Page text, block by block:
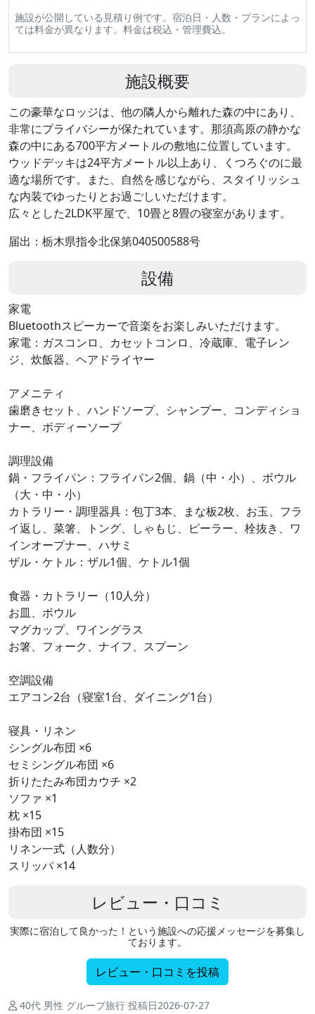
施設が公開している見積り例です。宿泊日・人数・プランによっ
ては料金が異なります。料金は税込・管理費込。
施設概要
この豪華なロッジは、他の隣人から離れた森の中にあり、
非常にプライバシーが保たれています。那須高原の静かな
森の中にある700平方メートルの敷地に位置しています。
ウッドデッキは24平方メートル以上あり、くつろぐのに最
適な場所です。また、自然を感じながら、スタイリッシュ
な内装でゆったりとお過ごしいただけます。
広々とした2LDK平屋で、10畳と8畳の寝室があります。
届出：栃木県指令北保第040500588号
設備
家電
Bluetoothスピーカーで音楽をお楽しみいただけます。
家電：ガスコンロ、カセットコンロ、冷蔵庫、電子レン
ジ、炊飯器、ヘアドライヤー
アメニティ
歯磨きセット、ハンドソープ、シャンプー、コンディショ
ナー、ボディーソープ
調理設備
鍋・フライパン：フライパン2個、鍋（中・小）、ボウル
（大・中・小）
カトラリー・調理器具：包丁3本、まな板2枚、お玉、フラ
イ返し、菜箸、トング、しゃもじ、ピーラー、栓抜き、ワ
インオープナー、ハサミ
ザル・ケトル：ザル1個、ケトル1個
食器・カトラリー（10人分）
お皿、ボウル
マグカップ、ワイングラス
お箸、フォーク、ナイフ、スプーン
空調設備
エアコン2台（寝室1台、ダイニング1台）
寝具・リネン
シングル布団 ×6
セミシングル布団 ×6
折りたたみ布団カウチ ×2
ソファ ×1
枕 ×15
掛布団 ×15
リネン一式（人数分）
スリッパ ×14
レビュー・口コミ
実際に宿泊して良かった！という施設への応援メッセージを募集し
ております。
レビュー・口コミを投稿
40代 男性 グループ旅行 投稿日2026-07-27